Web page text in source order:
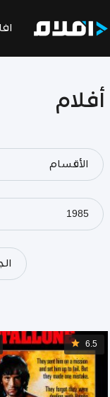
أفلام
الأقسام
1985
6.5